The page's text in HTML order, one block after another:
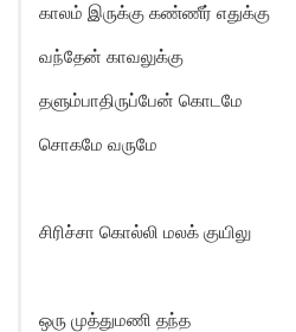
காலம் இருக்கு கண்ணீர் எதுக்கு
வந்தேன் காவலுக்கு
தளும்பாதிருப்பேன் கொடமே
சொகமே வருமே
சிரிச்சா கொல்லி மலக் குயிலு
ஒரு முத்துமணி தந்த